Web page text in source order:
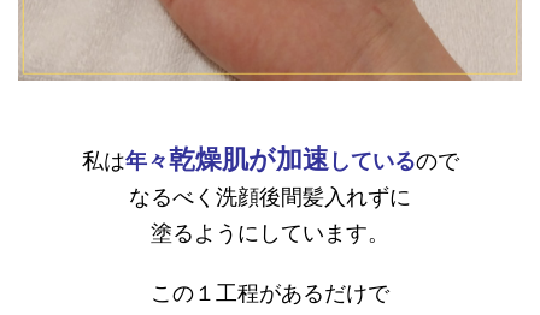
私は年々乾燥肌が加速 しているので
なるべく洗顔後間髪入れずに
塗るようにしています。
この１工程があるだけで